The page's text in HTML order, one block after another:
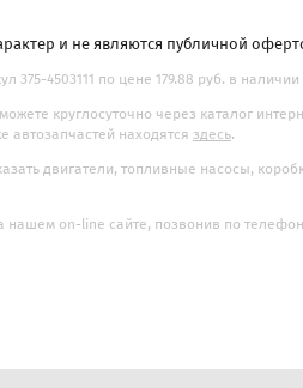
и не являются публичной
375-4503111 по цене 179.88 руб. в
круглосуточно через каталог
находятся здесь.
двигатели, топливные насосы,
on-line сайте, позвонив по